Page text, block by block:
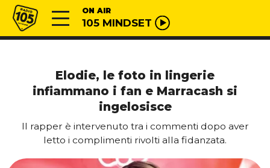
Vai al contenuto
Radio 105 ON AIR
105 MINDSET
Elodie, le foto in lingerie
infiammano i fan e Marracash si
ingelosisce
Il rapper è intervenuto tra i commenti dopo aver
letto i complimenti rivolti alla fidanzata.